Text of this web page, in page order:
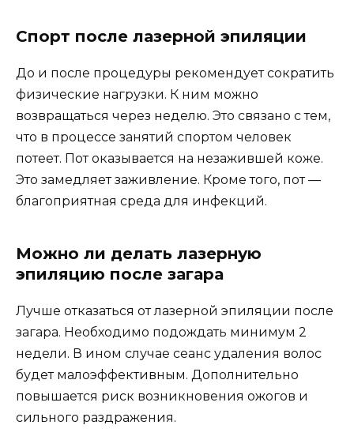
Спорт после лазерной эпиляции
До и после процедуры рекомендует сократить
физические нагрузки. К ним можно
возвращаться через неделю. Это связано с тем,
что в процессе занятий спортом человек
потеет. Пот оказывается на незажившей коже.
Это замедляет заживление. Кроме того, пот —
благоприятная среда для инфекций.
Можно ли делать лазерную
эпиляцию после загара
Лучше отказаться от лазерной эпиляции после
загара. Необходимо подождать минимум 2
недели. В ином случае сеанс удаления волос
будет малоэффективным. Дополнительно
повышается риск возникновения ожогов и
сильного раздражения.